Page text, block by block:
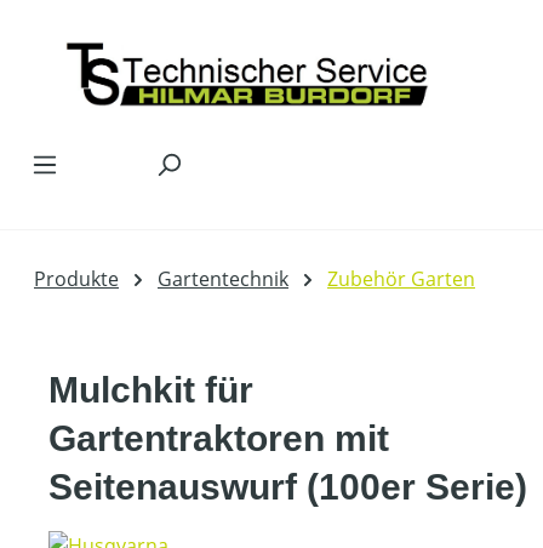
Produkte Gartentechnik Zubehör Garten
Mulchkit für
Gartentraktoren mit
Seitenauswurf (100er Serie)